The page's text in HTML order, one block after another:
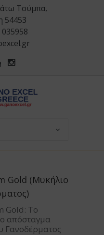
Τούμπα,
54453
Gold (Μυκήλιο
Gold: Το
απόσταγμα
Γανοδέρματος